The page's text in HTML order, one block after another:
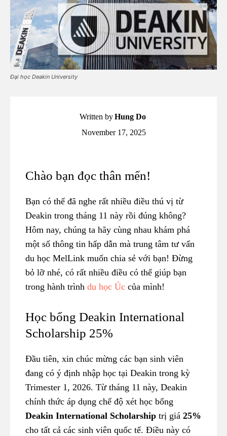
Đại học Deakin University
Written byHung Do
November 17, 2025
Chào bạn đọc thân mến!
Bạn có thể đã nghe rất nhiều điều thú vị từ
Deakin trong tháng 11 này rồi đúng không?
Hôm nay, chúng ta hãy cùng nhau khám phá
một số thông tin hấp dẫn mà trung tâm tư vấn
du học MelLink muốn chia sẻ với bạn! Đừng
bỏ lỡ nhé, có rất nhiều điều có thể giúp bạn
trong hành trình du học Úc của mình!
Học bổng Deakin International
Scholarship 25%
Đầu tiên, xin chúc mừng các bạn sinh viên
đang có ý định nhập học tại Deakin trong kỳ
Trimester 1, 2026. Từ tháng 11 này, Deakin
chính thức áp dụng chế độ xét học bổng
Deakin International Scholarship trị giá 25%
cho tất cả các sinh viên quốc tế. Điều này có